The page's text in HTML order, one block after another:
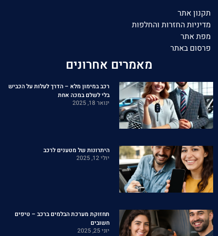
תקנון אתר
מדיניות החזרות והחלפות
מפת אתר
פרסום באתר
מאמרים אחרונים
רכב במימון מלא – הדרך לעלות על הכביש
בלי לשלם במכה אחת
ינואר 18, 2025
היתרונות של מטענים לרכב
יולי 12, 2025
תחזוקת מערכת הבלמים ברכב – טיפים
חשובים
יוני 25, 2025